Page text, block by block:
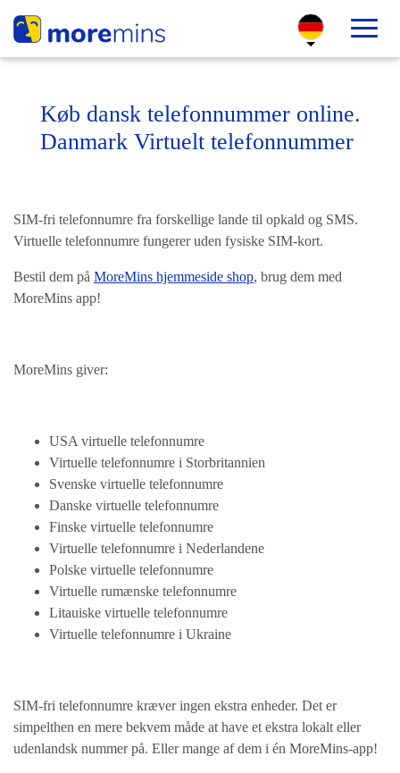
Køb dansk telefonnummer online.
Danmark Virtuelt telefonnummer
SIM-fri telefonnumre fra forskellige lande til opkald og SMS.
Virtuelle telefonnumre fungerer uden fysiske SIM-kort.
Bestil dem på MoreMins hjemmeside shop, brug dem med
MoreMins app!
MoreMins giver:
USA virtuelle telefonnumre
Virtuelle telefonnumre i Storbritannien
Svenske virtuelle telefonnumre
Danske virtuelle telefonnumre
Finske virtuelle telefonnumre
Virtuelle telefonnumre i Nederlandene
Polske virtuelle telefonnumre
Virtuelle rumænske telefonnumre
Litauiske virtuelle telefonnumre
Virtuelle telefonnumre i Ukraine
SIM-fri telefonnumre kræver ingen ekstra enheder. Det er
simpelthen en mere bekvem måde at have et ekstra lokalt eller
udenlandsk nummer på. Eller mange af dem i én MoreMins-app!